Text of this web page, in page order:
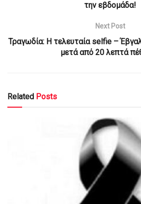
την εβδομάδα!
Next Post
Τραγωδία: Η τελευταία selfie –
μετά από 20 λεπτά
Related Posts